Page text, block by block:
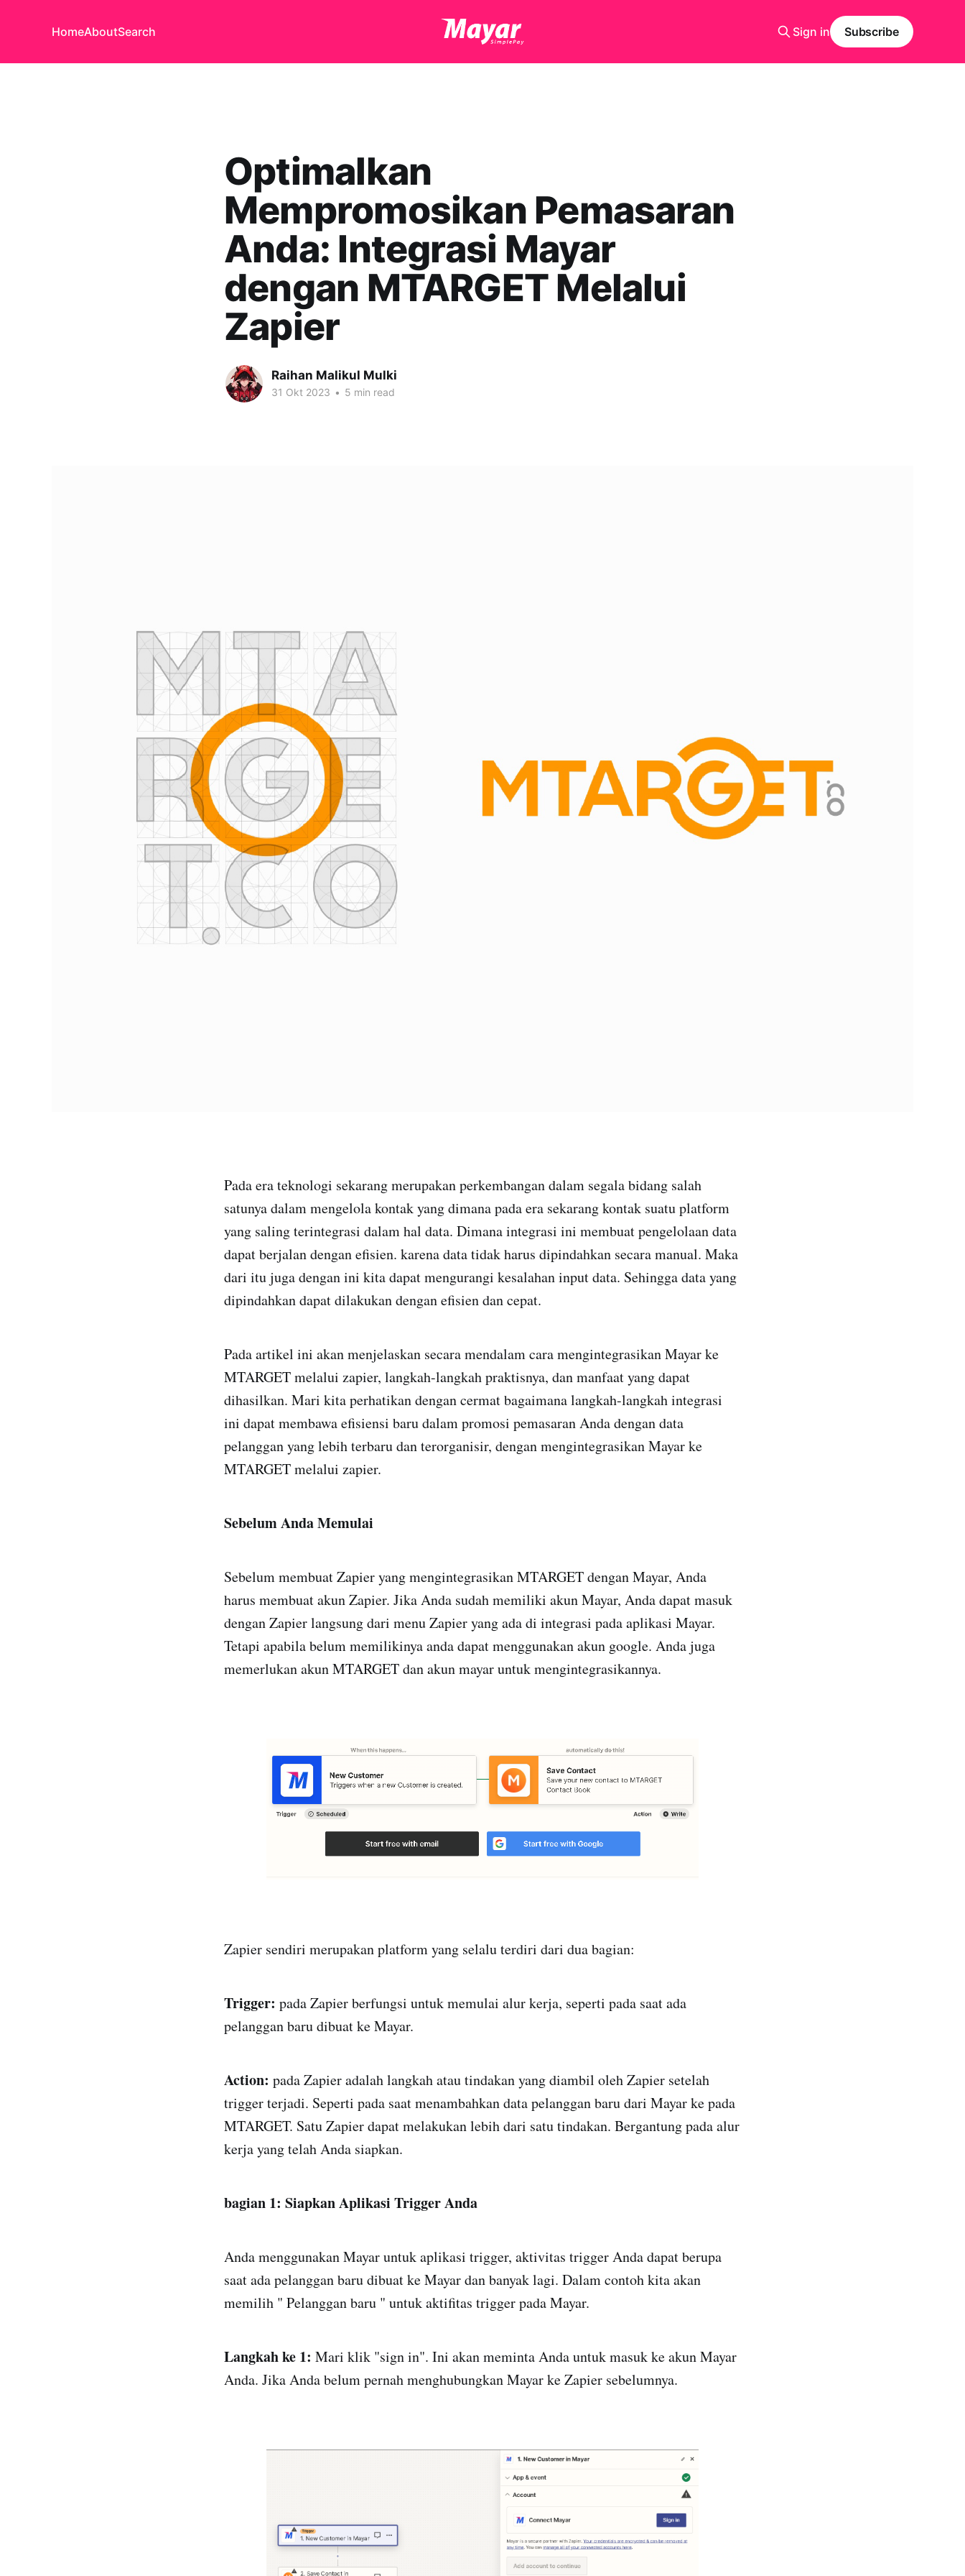
HomeAboutSearch Sign in Subscribe
Optimalkan
Mempromosikan Pemasaran
Anda: Integrasi Mayar
dengan MTARGET Melalui
Zapier
Raihan Malikul Mulki
31 Okt 2023 • 5 min read
Pada era teknologi sekarang merupakan perkembangan dalam segala bidang salah
satunya dalam mengelola kontak yang dimana pada era sekarang kontak suatu platform
yang saling terintegrasi dalam hal data. Dimana integrasi ini membuat pengelolaan data
dapat berjalan dengan efisien. karena data tidak harus dipindahkan secara manual. Maka
dari itu juga dengan ini kita dapat mengurangi kesalahan input data. Sehingga data yang
dipindahkan dapat dilakukan dengan efisien dan cepat.
Pada artikel ini akan menjelaskan secara mendalam cara mengintegrasikan Mayar ke
MTARGET melalui zapier, langkah-langkah praktisnya, dan manfaat yang dapat
dihasilkan. Mari kita perhatikan dengan cermat bagaimana langkah-langkah integrasi
ini dapat membawa efisiensi baru dalam promosi pemasaran Anda dengan data
pelanggan yang lebih terbaru dan terorganisir, dengan mengintegrasikan Mayar ke
MTARGET melalui zapier.
Sebelum Anda Memulai
Sebelum membuat Zapier yang mengintegrasikan MTARGET dengan Mayar, Anda
harus membuat akun Zapier. Jika Anda sudah memiliki akun Mayar, Anda dapat masuk
dengan Zapier langsung dari menu Zapier yang ada di integrasi pada aplikasi Mayar.
Tetapi apabila belum memilikinya anda dapat menggunakan akun google. Anda juga
memerlukan akun MTARGET dan akun mayar untuk mengintegrasikannya.
Zapier sendiri merupakan platform yang selalu terdiri dari dua bagian:
Trigger: pada Zapier berfungsi untuk memulai alur kerja, seperti pada saat ada
pelanggan baru dibuat ke Mayar.
Action: pada Zapier adalah langkah atau tindakan yang diambil oleh Zapier setelah
trigger terjadi. Seperti pada saat menambahkan data pelanggan baru dari Mayar ke pada
MTARGET. Satu Zapier dapat melakukan lebih dari satu tindakan. Bergantung pada alur
kerja yang telah Anda siapkan.
bagian 1: Siapkan Aplikasi Trigger Anda
Anda menggunakan Mayar untuk aplikasi trigger, aktivitas trigger Anda dapat berupa
saat ada pelanggan baru dibuat ke Mayar dan banyak lagi. Dalam contoh kita akan
memilih " Pelanggan baru " untuk aktifitas trigger pada Mayar.
Langkah ke 1: Mari klik "sign in". Ini akan meminta Anda untuk masuk ke akun Mayar
Anda. Jika Anda belum pernah menghubungkan Mayar ke Zapier sebelumnya.